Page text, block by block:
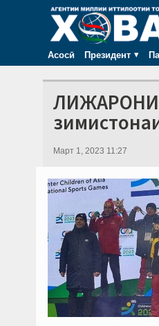
Асосӣ Президент
Март 1, 2023 11:27